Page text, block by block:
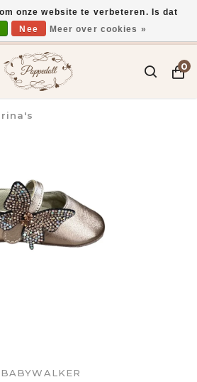
besteld, vandaag verzonden*
0
BABYWALKER
onze website te verbeteren. Is dat
Nee Meer over cookies »